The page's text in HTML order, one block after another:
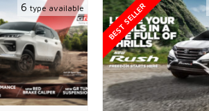
6 type available BEST SELLER